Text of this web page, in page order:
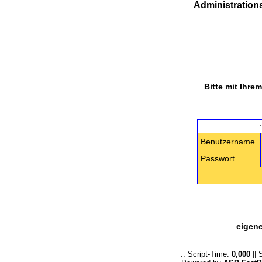
Bitte mit
Benutzername
Passwort
.: Script-Time: 0,000||